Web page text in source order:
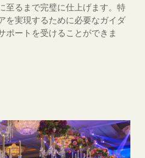
至るまで完璧に仕上げます。特
を実現するために必要なガイダ
ポートを受けることができま